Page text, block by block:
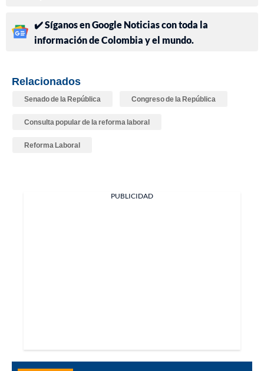
✔️ Síganos en Google Noticias con toda la
información de Colombia y el mundo.
Relacionados
Senado de la República Congreso de la República
Consulta popular de la reforma laboral
Reforma Laboral
PUBLICIDAD